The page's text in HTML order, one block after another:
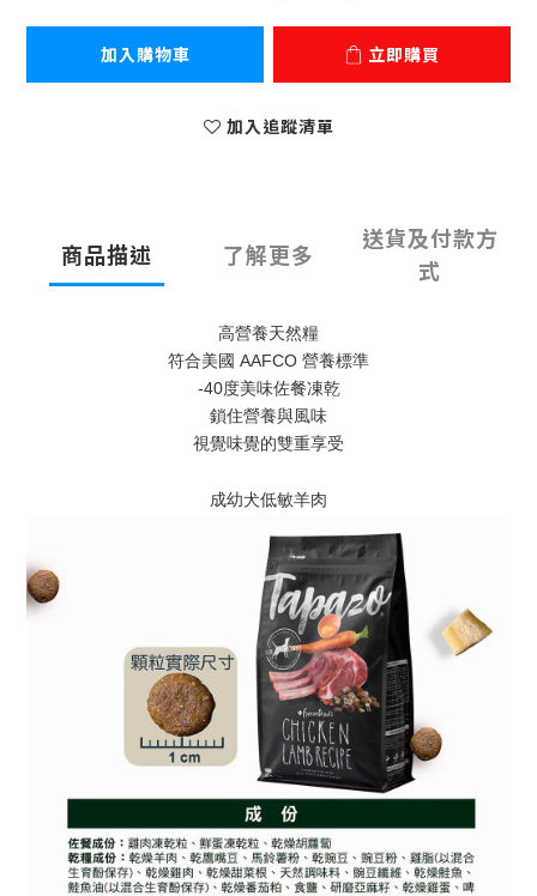
加入購物車 立即購買
加入追蹤清單
商品描述 了解更多
送貨及付款方
式
高營養天然糧
符合美國 AAFCO 營養標準
-40度美味佐餐凍乾
鎖住營養與風味
視覺味覺的雙重享受
成幼犬低敏羊肉